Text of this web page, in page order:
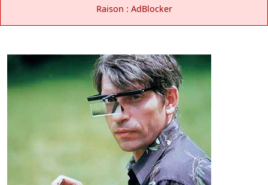
Raison : AdBlocker